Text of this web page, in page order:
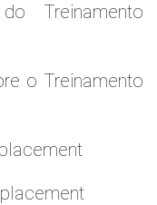
Treinamento
o Treinamento